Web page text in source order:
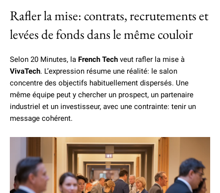
Rafler la mise: contrats, recrutements et
levées de fonds dans le même couloir
Selon 20 Minutes, la French Tech veut rafler la mise à
VivaTech. L’expression résume une réalité: le salon
concentre des objectifs habituellement dispersés. Une
même équipe peut y chercher un prospect, un partenaire
industriel et un investisseur, avec une contrainte: tenir un
message cohérent.